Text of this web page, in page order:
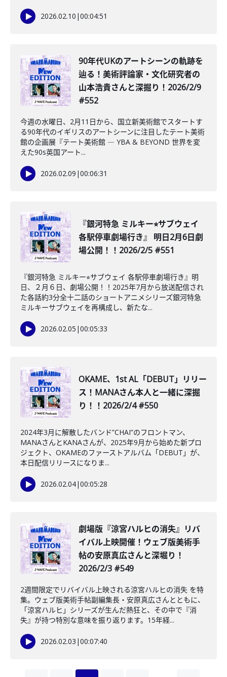
2026.02.10 |00:04:51
️90年代UKのアートシーンの軌跡を
辿る！美術評論家・文化研究者の
山本浩貴さんと深掘り！2026/2/9
#552
今週の水曜日、2月11日から、国立新美術館でスタートす
る90年代のイギリスのアートシーンに注目したテート美術
館の企画展『テート美術館 ― YBA & BEYOND 世界を変
えた90s英国アート...
2026.02.09 |00:06:31
『銀河特急 ミルキー⭐︎サブウェイ
各駅停車劇場行き』 明日2月6日劇
場公開！！2026/2/5 #551
『銀河特急 ミルキー⭐︎サブウェイ 各駅停車劇場行き』明
日、２月６日、劇場公開！！2025年7月から放送配信され
た各話約3分全十二話のショートアニメシリーズ銀河特急
ミルキーサブウェイを再構成し、新たな...
2026.02.05 |00:05:33
OKAME、1st AL「DEBUT」リリー
ス！MANAさん本人と一緒に深掘
り！！2026/2/4 #550
2024年3月に解散したバンド”CHAI”のフロントマン、
MANAさんとKANAさんが、2025年9月から始めた新プロ
ジェクト、OKAMEのファーストアルバム「DEBUT」が、
本日配信リリースになりま...
2026.02.04|00:05:28
️劇場版『涼宮ハルヒの消失』リバ
イバル上映開催！ウェブ版美術手
帖の安原真広さんと深堀り！
2026/2/3 #549
2週間限定でリバイバル上映される涼宮ハルヒの消失 を特
集。ウェブ版美術手帖副編集長・安原真広さんとともに、
「涼宮ハルヒ」シリーズが生んだ熱狂と、その中で『消
失』が持つ特別な意味を振り返ります。15年経...
2026.02.03 |00:07:40